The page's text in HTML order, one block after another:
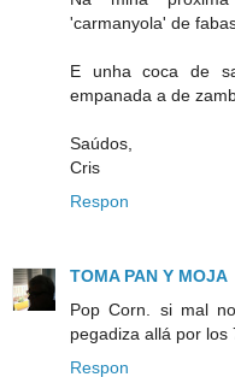
'carmanyola' de
E unha coca de
empanada a de
Saúdos,
Cris
Respon
TOMA PAN Y MOJA
Pop Corn. si mal
pegadiza allá por los
Respon